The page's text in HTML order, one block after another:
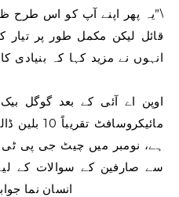
\”یہ پھر اپنے آپ کو اس طرح
قائل لیکن مکمل طور پر
انہوں نے مزید کہا کہ
اوپن اے آئی کے بعد گوگل
ہے، نومبر میں چیٹ جی پی ٹی
سے صارفین کے سوالات کے
انسان نما